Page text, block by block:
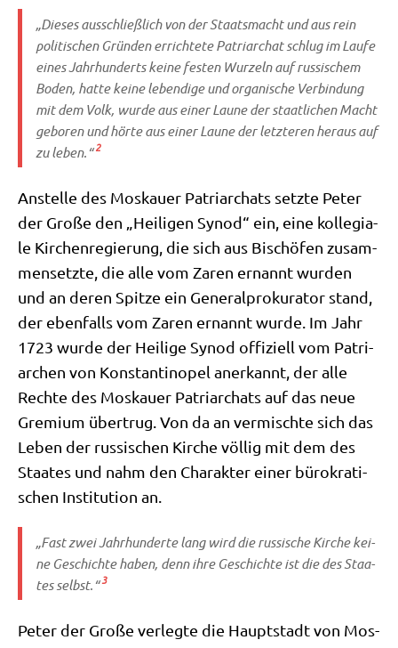
„Die­ses aus­schließ­lich von der Staats­macht und aus rein
poli­ti­schen Grün­den errich­te­te Patri­ar­chat schlug im Lau­fe
eines Jahr­hun­derts kei­ne festen Wur­zeln auf rus­si­schem
Boden, hat­te kei­ne leben­di­ge und orga­ni­sche Ver­bin­dung
mit dem Volk, wur­de aus einer Lau­ne der staat­li­chen Macht
gebo­ren und hör­te aus einer Lau­ne der letz­te­ren her­aus auf
zu leben.“2
Anstel­le des Mos­kau­er Patri­ar­chats setz­te Peter
der Gro­ße den „Hei­li­gen Syn­od“ ein, eine kol­le­gia­
le Kir­chen­re­gie­rung, die sich aus Bischö­fen zusam­
men­setz­te, die alle vom Zaren ernannt wur­den
und an deren Spit­ze ein Gene­ral­pro­ku­ra­tor stand,
der eben­falls vom Zaren ernannt wur­de. Im Jahr
1723 wur­de der Hei­li­ge Syn­od offi­zi­ell vom Patri­
ar­chen von Kon­stan­ti­no­pel aner­kannt, der alle
Rech­te des Mos­kau­er Patri­ar­chats auf das neue
Gre­mi­um über­trug. Von da an ver­misch­te sich das
Leben der rus­si­schen Kir­che völ­lig mit dem des
Staa­tes und nahm den Cha­rak­ter einer büro­kra­ti­
schen Insti­tu­ti­on an.
„Fast zwei Jahr­hun­der­te lang wird die rus­si­sche Kir­che kei­
ne Geschich­te haben, denn ihre Geschich­te ist die des Staa­
tes selbst.“3
Peter der Gro­ße ver­leg­te die Haupt­stadt von Mos­